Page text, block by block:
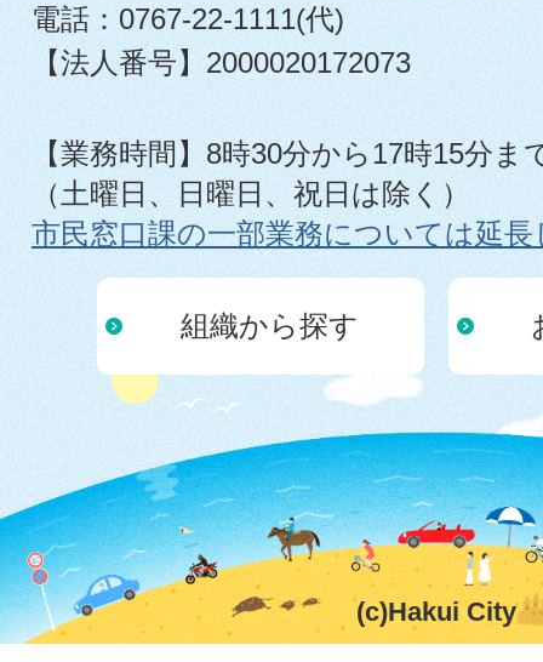
電話：0767-22-1111(代)
【法人番号】2000020172073
【業務時間】8時30分から17時15分ま
（土曜日、日曜日、祝日は除く）
市民窓口課の一部業務については延
組織から探す
(c)Hakui City